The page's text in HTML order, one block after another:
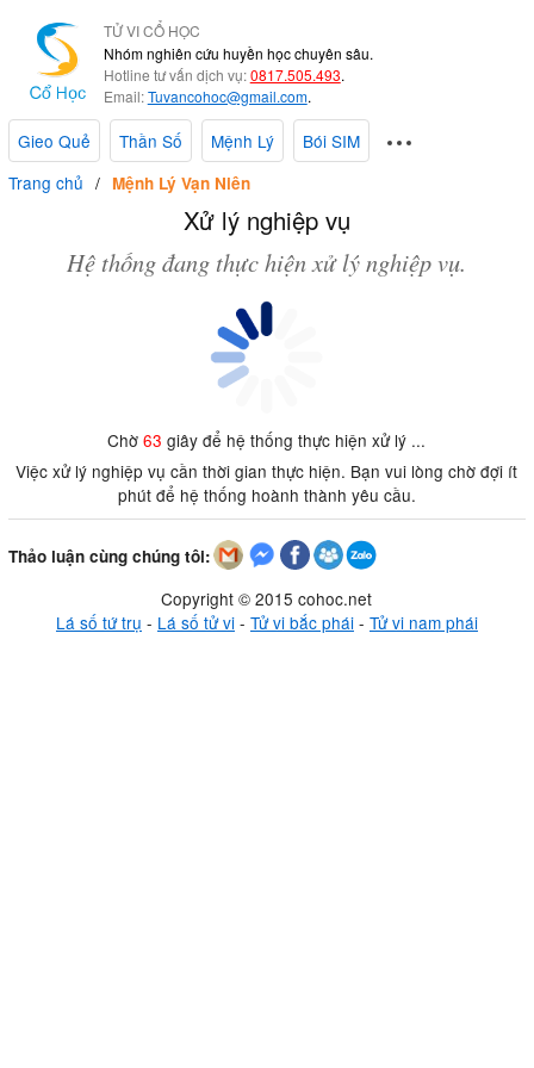
TỬ VI CỔ HỌC
Nhóm nghiên cứu huyền học chuyên sâu.
Hotline tư vấn dịch vụ:0817.505.493.
Email:Tuvancohoc@gmail.com.
Gieo Quẻ Thần Số Mệnh Lý
Bói SIM
Trang chủ
Mệnh Lý Vạn Niên
Xử lý nghiệp vụ
Hệ thống đang thực hiện xử lý nghiệp vụ.
Chờ63 giây để hệ thống thực hiện xử lý ...
Việc xử lý nghiệp vụ cần thời gian thực hiện. Bạn vui lòng chờ đợi ít
phút để hệ thống hoành thành yêu cầu.
Thảo luận cùng chúng tôi:
Copyright © 2015 cohoc.net
Lá số tứ trụ - Lá số tử vi- Tử vi bắc phái- Tử vi nam phái